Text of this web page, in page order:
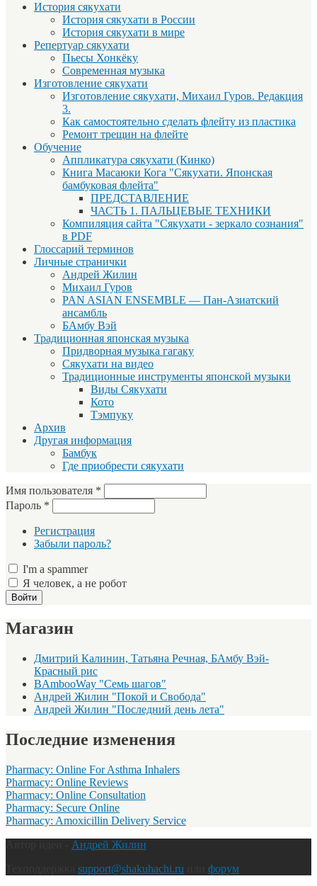
История сякухати
История сякухати в России
История сякухати в мире
Репертуар сякухати
Пьесы Хонкёку
Современная музыка
Изготовление сякухати
Изготовление сякухати, Михаил Гуров. Редакция
3.
Как самостоятельно сделать флейту из пластика
Ремонт трещин на флейте
Обучение
Аппликатура сякухати (Кинко)
Книга Масаюки Кога "Сякухати. Японская
бамбуковая флейта"
ПРЕДСТАВЛЕНИЕ
ЧАСТЬ 1. ПАЛЬЦЕВЫЕ ТЕХНИКИ
Компиляция сайта "Сякухати - зеркало сознания"
в PDF
Глоссарий терминов
Личные странички
Андрей Жилин
Михаил Гуров
PAN ASIAN ENSEMBLE — Пан-Азиатский
ансамбль
БАмбу Вэй
Традиционная японская музыка
Придворная музыка гагаку
Сякухати на видео
Традиционные инструменты японской музыки
Виды Сякухати
Кото
Тэмпуку
Архив
Другая информация
Бамбук
Где приобрести сякухати
Имя пользователя *
Пароль *
Регистрация
Забыли пароль?
I'm a spammer
Я человек, а не робот
Магазин
Дмитрий Калинин, Татьяна Речная, БАмбу Вэй-
Красный рис
BAmbooWay "Семь шагов"
Андрей Жилин "Покой и Свобода"
Андрей Жилин "Последний день лета"
Последние изменения
Pharmacy: Online For Asthma Inhalers
Pharmacy: Online Reviews
Pharmacy: Online Consultation
Pharmacy: Secure Online
Pharmacy: Amoxicillin Delivery Service
Андрей Жилин
support@shakuhachi.ru форум